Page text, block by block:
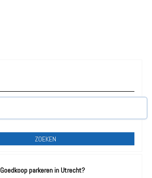
ZOEKEN
Goedkoop parkeren in Utrecht?